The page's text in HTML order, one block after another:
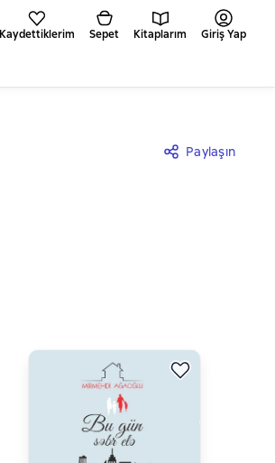
Kaydettiklerim Sepet Kitaplarım Giriş Yap
Paylaşın